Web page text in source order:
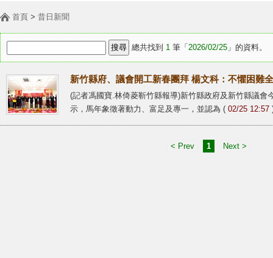
首頁 > 昔日新聞
總共找到 1 筆「 2026/02/25 」的資料。
新竹縣府、議會開工新春團拜 楊文科：不懼困難
(記者馮國寶.林倚菱靳竹縣報導)新竹縣政府及新竹縣議會
示，馬年象徵著動力、富足及專一，並認為 ( 02/25 12:57
< Prev 1 Next >